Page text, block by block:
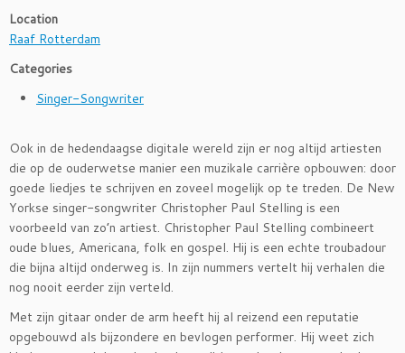
Location
Raaf Rotterdam
Categories
Singer-Songwriter
Ook in de hedendaagse digitale wereld zijn er nog altijd artiesten
die op de ouderwetse manier een muzikale carrière opbouwen: door
goede liedjes te schrijven en zoveel mogelijk op te treden. De New
Yorkse singer-songwriter Christopher Paul Stelling is een
voorbeeld van zo’n artiest. Christopher Paul Stelling combineert
oude blues, Americana, folk en gospel. Hij is een echte troubadour
die bijna altijd onderweg is. In zijn nummers vertelt hij verhalen die
nog nooit eerder zijn verteld.
Met zijn gitaar onder de arm heeft hij al reizend een reputatie
opgebouwd als bijzondere en bevlogen performer. Hij weet zich